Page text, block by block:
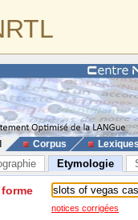
Corpus
Etymologie
notices corrigées